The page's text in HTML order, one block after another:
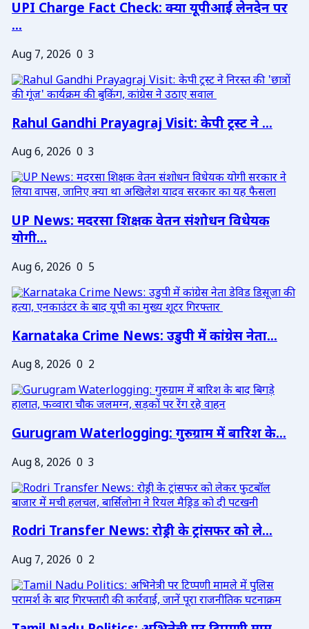
UPI Charge Fact Check: क्या यूपीआई लेनदेन पर
...
Aug 7, 2026 0 3
Rahul Gandhi Prayagraj Visit: केपी ट्रस्ट ने ...
Aug 6, 2026 0 3
UP News: मदरसा शिक्षक वेतन संशोधन विधेयक
योगी...
Aug 6, 2026 0 5
Karnataka Crime News: उडुपी में कांग्रेस नेता...
Aug 8, 2026 0 2
Gurugram Waterlogging: गुरुग्राम में बारिश के...
Aug 8, 2026 0 3
Rodri Transfer News: रोड्री के ट्रांसफर को ले...
Aug 7, 2026 0 2